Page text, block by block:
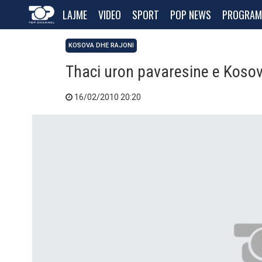
LAJME VIDEO SPORT POP NEWS
KOSOVA DHE RAJONI
Thaci uron pavaresine e
16/02/2010 20:20